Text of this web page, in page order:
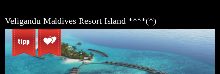
Veligandu Maldives Resort Island ****(*)